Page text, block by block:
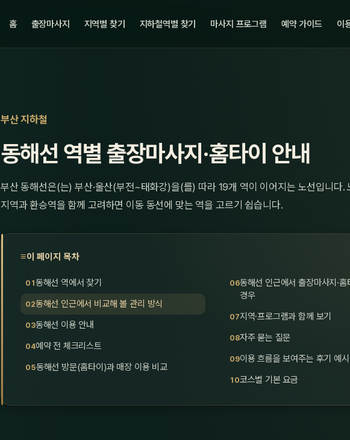
홈 출장마사지 지역별 찾기 지하철역별 찾기 마사지 프로그램 예약 가이드 이
부산 지하철
동해선 역별 출장마사지·홈타이 안내
부산 동해선은(는) 부산·울산(부전~태화강)을(를) 따라 19개 역이 이어지는 노선입니다.
지역과 환승역을 함께 고려하면 이동 동선에 맞는 역을 고르기 쉽습니다.
이 페이지 목차
동해선 역에서 찾기
동해선 인근에서 비교해 볼 관리 방식
동해선 이용 안내
예약 전 체크리스트
동해선 방문(홈타이)과 매장 이용 비교
동해선 인근에서 출장마사지·홈
경우
지역·프로그램과 함께 보기
자주 묻는 질문
이용 흐름을 보여주는 후기 예시
코스별 기본 요금